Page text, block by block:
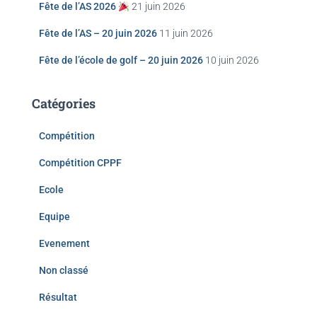
Fête de l’AS 2026 21 juin 2026
Fête de l’AS – 20 juin 2026 11 juin 2026
Fête de l’école de golf – 20 juin 2026 10 juin 2026
Catégories
Compétition
Compétition CPPF
Ecole
Equipe
Evenement
Non classé
Résultat